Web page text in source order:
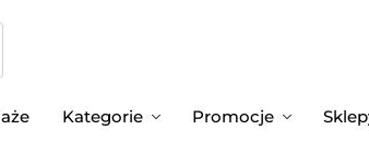
Kategorie Promocje